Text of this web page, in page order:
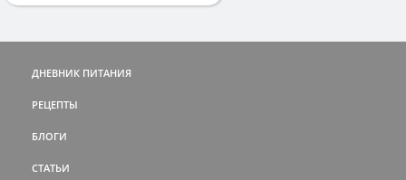
ДНЕВНИК ПИТАНИЯ
РЕЦЕПТЫ
БЛОГИ
СТАТЬИ